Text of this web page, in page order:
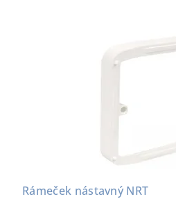
Rámeček nástavný NRT